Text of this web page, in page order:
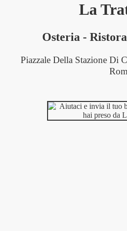
La
Osteria-
Piazzale Della Stazione Di